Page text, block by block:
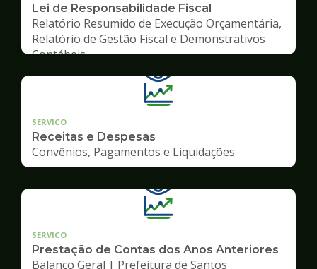
Lei de Responsabilidade Fiscal
Relatório Resumido de Execução Orçamentária,
Relatório de Gestão Fiscal e Demonstrativos
Contábeis
SERVICO
Receitas e Despesas
Convênios, Pagamentos e Liquidações
SERVICO
Prestação de Contas dos Anos Anteriores
Balanço Geral | Prefeitura de Santos